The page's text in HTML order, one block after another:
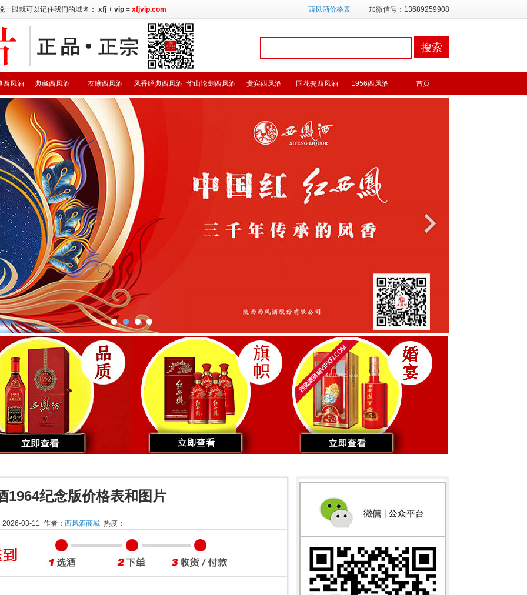
一眼就可以记住我们的域名： xfj + vip = xfjvip.com 西凤酒价格表 加微信号：13689259908
首页
1956西凤酒
国花瓷西凤酒
贵宾西凤酒
华山论剑西凤酒
凤香经典西凤酒
友缘西凤酒
典藏西凤酒
西凤酒
1964纪念版价格表和图片
2026-03-11 作者： 西凤酒商城热度：